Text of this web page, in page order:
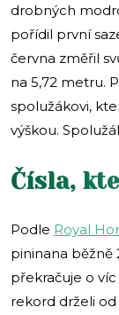
drobných
pořídil první
června změřil
na 5,72 metru.
spolužákovi,
výškou.
Čísla,
Podle Royal
pininana běžně
překračuje o
rekord drželi